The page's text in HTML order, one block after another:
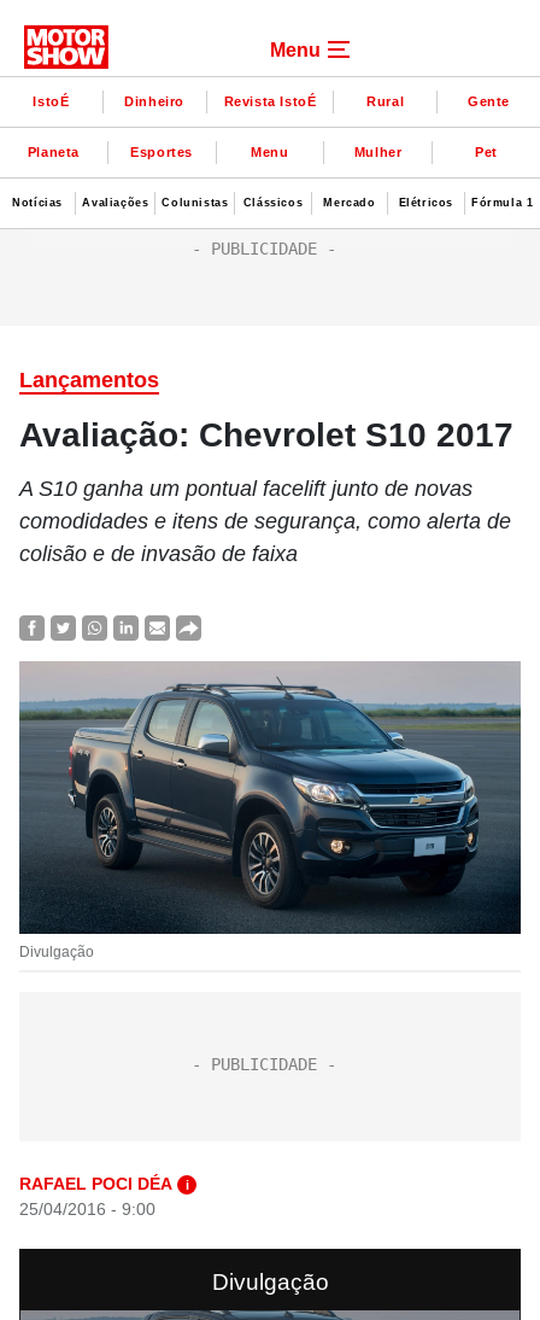
Menu
IstoÉ Dinheiro Revista IstoÉ Rural Gente
Planeta Esportes Menu Mulher Pet
Notícias Avaliações Colunistas Clássicos Mercado Elétricos Fórmula 1
Lançamentos
Avaliação: Chevrolet S10 2017
A S10 ganha um pontual facelift junto de novas
comodidades e itens de segurança, como alerta de
colisão e de invasão de faixa
Divulgação
RAFAEL POCI DÉA i
25/04/2016 - 9:00
Divulgação